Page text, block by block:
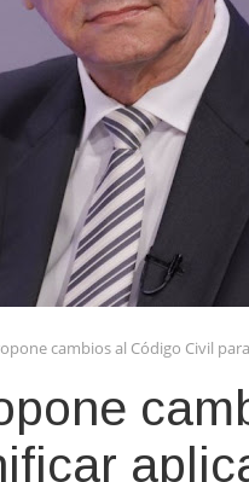
cambios al Código Civil